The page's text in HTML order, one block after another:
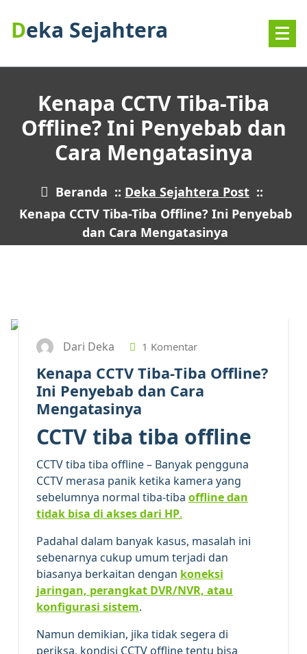
kontenDeka Sejahtera
Kenapa CCTV Tiba-Tiba
Offline? Ini Penyebab dan
Cara Mengatasinya
Beranda :: Deka Sejahtera Post ::
Kenapa CCTV Tiba-Tiba Offline? Ini Penyebab
dan Cara Mengatasinya
Dari Deka 1 Komentar
Kenapa CCTV Tiba-Tiba Offline?
Ini Penyebab dan Cara
Mengatasinya
CCTV tiba tiba offline
CCTV tiba tiba offline – Banyak pengguna
CCTV merasa panik ketika kamera yang
sebelumnya normal tiba-tiba offline dan
tidak bisa di akses dari HP.
Padahal dalam banyak kasus, masalah ini
sebenarnya cukup umum terjadi dan
biasanya berkaitan dengan koneksi
jaringan, perangkat DVR/NVR, atau
konfigurasi sistem.
Namun demikian, jika tidak segera di
periksa, kondisi CCTV offline tentu bisa